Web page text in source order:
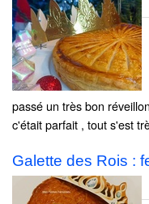
passé un très bon
c'était parfait , tout s'est
Galette des Rois :